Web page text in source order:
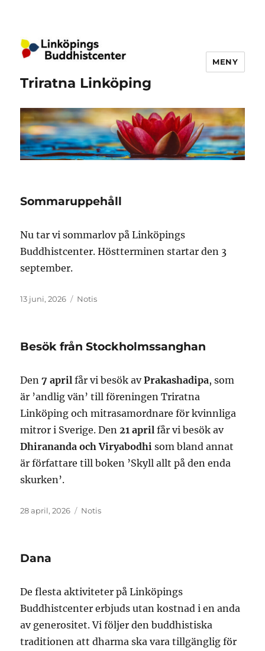
Triratna Linköping
MENY
Nyheter
Sommaruppehåll
Nu tar vi sommarlov på Linköpings
Buddhistcenter. Höstterminen startar den 3
september.
Publicerat
13 juni, 2026 Format
Notis
Besök från Stockholmssanghan
Den7 aprilfår vi besök avPrakashadipa, som
är ’andlig vän’ till föreningen Triratna
Linköping och mitrasamordnare för kvinnliga
mitror i Sverige. Den 21 april får vi besök av
Dhirananda och Viryabodhi som bland annat
är författare till boken ’Skyll allt på den enda
skurken’.
Publicerat
28 april, 2026 Format
Notis
Dana
De flesta aktiviteter på Linköpings
Buddhistcenter erbjuds utan kostnad i en anda
av generositet. Vi följer den buddhistiska
traditionen att dharma ska vara tillgänglig för